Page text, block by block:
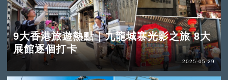
9大香港旅遊熱點｜九龍城寨光影之旅 8大
展館逐個打卡
2025-05-29